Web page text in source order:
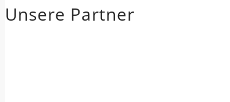
Unsere Partner